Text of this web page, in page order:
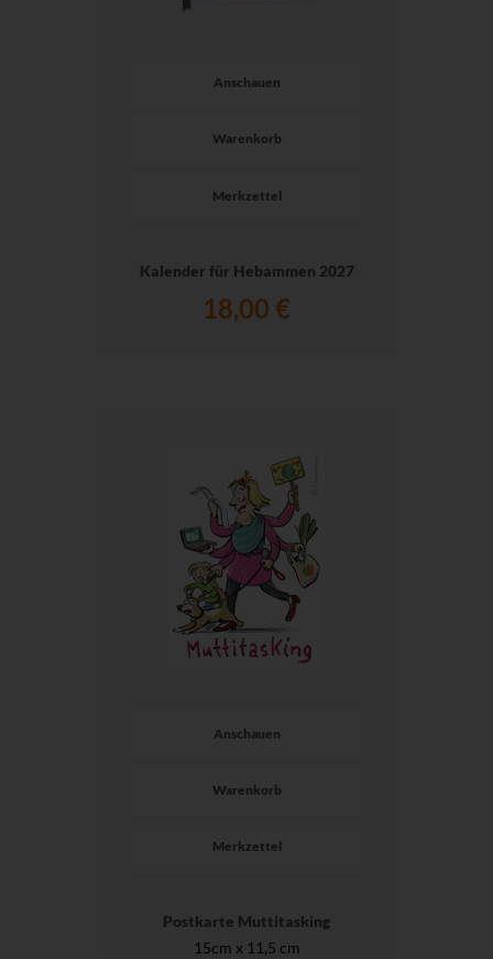
Anschauen
Warenkorb
Merkzettel
Kalender für Hebammen 2027
18,00 €
Anschauen
Warenkorb
Merkzettel
Postkarte Muttitasking
15cm x 11,5 cm